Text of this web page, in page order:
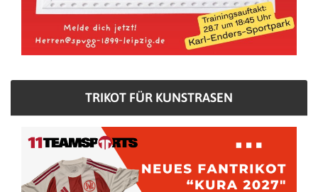
TRIKOT FÜR KUNSTRASEN